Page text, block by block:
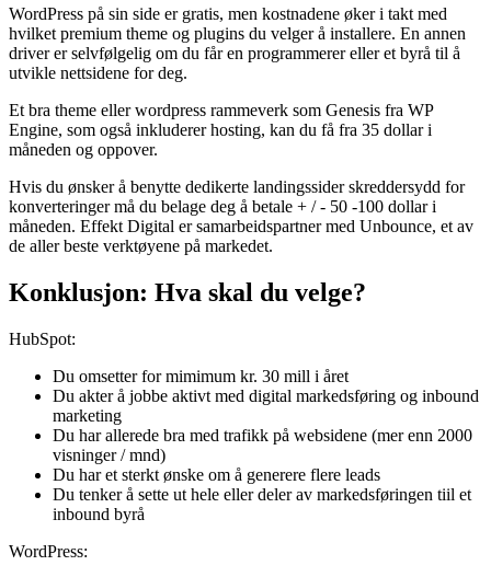
WordPress på sin side er gratis, men kostnadene øker i takt med
hvilket premium theme og plugins du velger å installere. En annen
driver er selvfølgelig om du får en programmerer eller et byrå til å
utvikle nettsidene for deg.
Et bra theme eller wordpress rammeverk som Genesis fra WP
Engine, som også inkluderer hosting, kan du få fra 35 dollar i
måneden og oppover.
Hvis du ønsker å benytte dedikerte landingssider skreddersydd for
konverteringer må du belage deg å betale + / - 50 -100 dollar i
måneden. Effekt Digital er samarbeidspartner med Unbounce, et av
de aller beste verktøyene på markedet.
Konklusjon: Hva skal du velge?
HubSpot:
Du omsetter for mimimum kr. 30 mill i året
Du akter å jobbe aktivt med digital markedsføring og inbound
marketing
Du har allerede bra med trafikk på websidene (mer enn 2000
visninger / mnd)
Du har et sterkt ønske om å generere flere leads
Du tenker å sette ut hele eller deler av markedsføringen tiil et
inbound byrå
WordPress: